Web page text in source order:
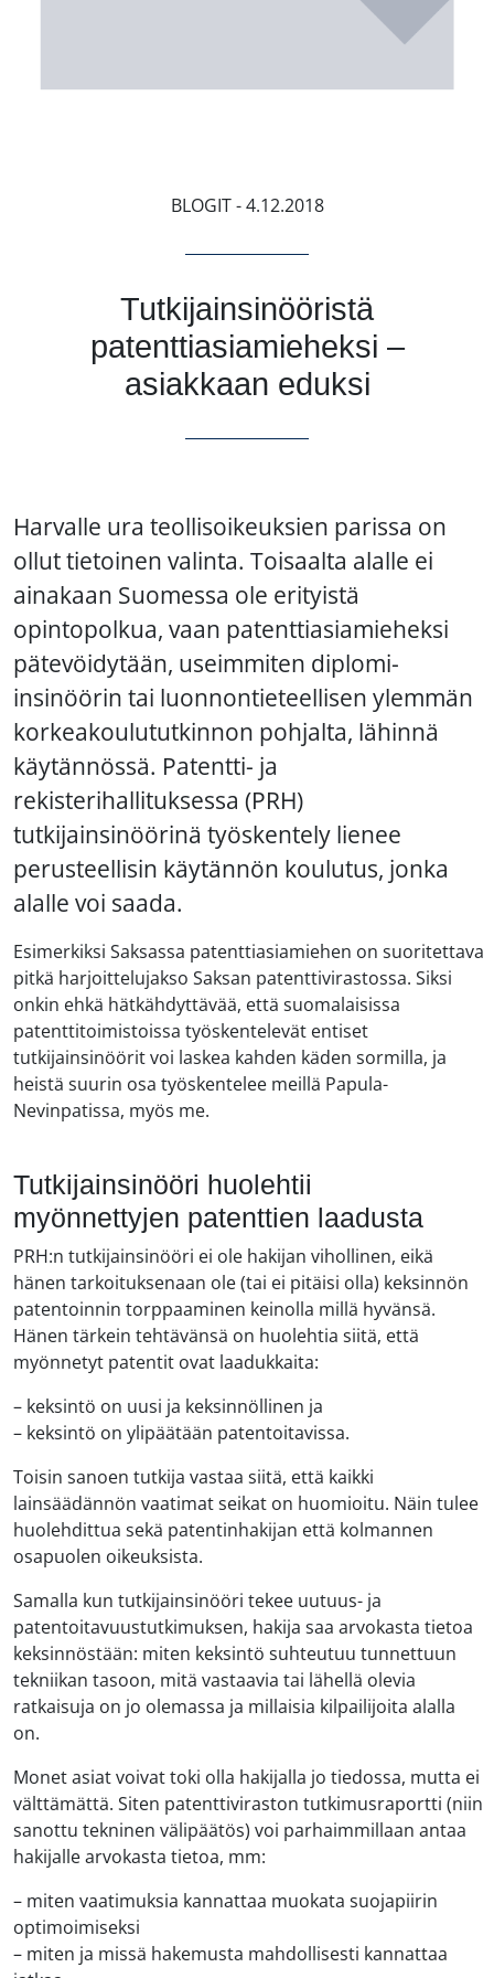
BLOGIT- 4.12.2018
Tutkijainsinööristä
patenttiasiamieheksi –
asiakkaan eduksi
Harvalle ura teollisoikeuksien parissa on
ollut tietoinen valinta. Toisaalta alalle ei
ainakaan Suomessa ole erityistä
opintopolkua, vaan patenttiasiamieheksi
pätevöidytään, useimmiten diplomi-
insinöörin tai luonnontieteellisen ylemmän
korkeakoulututkinnon pohjalta, lähinnä
käytännössä. Patentti- ja
rekisterihallituksessa (PRH)
tutkijainsinöörinä työskentely lienee
perusteellisin käytännön koulutus, jonka
alalle voi saada.
Esimerkiksi Saksassa patenttiasiamiehen on suoritettava
pitkä harjoittelujakso Saksan patenttivirastossa. Siksi
onkin ehkä hätkähdyttävää, että suomalaisissa
patenttitoimistoissa työskentelevät entiset
tutkijainsinöörit voi laskea kahden käden sormilla, ja
heistä suurin osa työskentelee meillä Papula-
Nevinpatissa, myös me.
Tutkijainsinööri huolehtii
myönnettyjen patenttien laadusta
PRH:n tutkijainsinööri ei ole hakijan vihollinen, eikä
hänen tarkoituksenaan ole (tai ei pitäisi olla) keksinnön
patentoinnin torppaaminen keinolla millä hyvänsä.
Hänen tärkein tehtävänsä on huolehtia siitä, että
myönnetyt patentit ovat laadukkaita:
– keksintö on uusi ja keksinnöllinen ja
– keksintö on ylipäätään patentoitavissa.
Toisin sanoen tutkija vastaa siitä, että kaikki
lainsäädännön vaatimat seikat on huomioitu. Näin tulee
huolehdittua sekä patentinhakijan että kolmannen
osapuolen oikeuksista.
Samalla kun tutkijainsinööri tekee uutuus- ja
patentoitavuustutkimuksen, hakija saa arvokasta tietoa
keksinnöstään: miten keksintö suhteutuu tunnettuun
tekniikan tasoon, mitä vastaavia tai lähellä olevia
ratkaisuja on jo olemassa ja millaisia kilpailijoita alalla
on.
Monet asiat voivat toki olla hakijalla jo tiedossa, mutta ei
välttämättä. Siten patenttiviraston tutkimusraportti (niin
sanottu tekninen välipäätös) voi parhaimmillaan antaa
hakijalle arvokasta tietoa, mm:
– miten vaatimuksia kannattaa muokata suojapiirin
optimoimiseksi
– miten ja missä hakemusta mahdollisesti kannattaa